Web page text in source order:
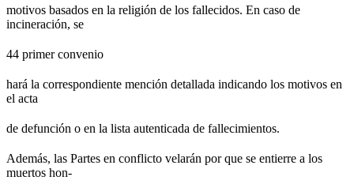
motivos basados en la religión de los fallecidos. En caso de
incineración, se
44 primer convenio
hará la correspondiente mención detallada indicando los motivos en
el acta
de defunción o en la lista autenticada de fallecimientos.
Además, las Partes en conflicto velarán por que se entierre a los
muertos hon-